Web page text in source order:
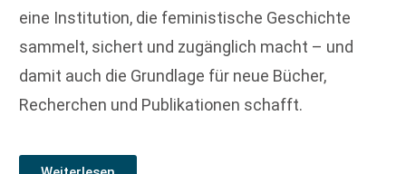
eine Institution, die feministische Geschichte
sammelt, sichert und zugänglich macht – und
damit auch die Grundlage für neue Bücher,
Recherchen und Publikationen schafft.